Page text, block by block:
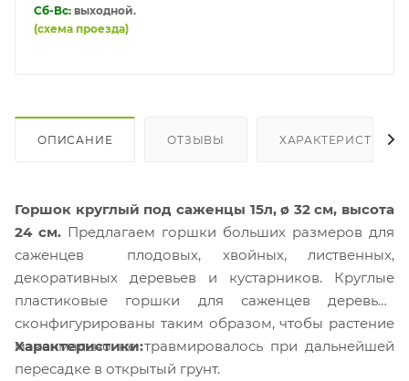
Сб-Вс: выходной.
(схема проезда)
ОПИСАНИЕ ОТЗЫВЫ ХАРАКТЕРИСТИКИ
Горшок круглый под саженцы 15л, ø 32 см, высота
24 см. Предлагаем горшки больших размеров для
саженцев плодовых, хвойных, лиственных,
декоративных деревьев и кустарников. Круглые
пластиковые горшки для саженцев деревьев
сконфигурированы таким образом, чтобы растение
максимально не травмировалось при дальнейшей
пересадке в открытый грунт.
Характеристики: